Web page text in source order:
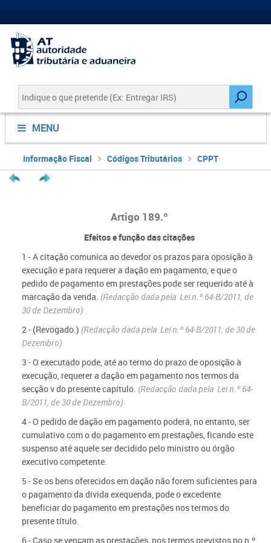
MENU
Informação Fiscal Códigos Tributários CPPT
Artigo 189.º
Efeitos e função das citações
1 - A citação comunica ao devedor os prazos para oposição à
execução e para requerer a dação em pagamento, e que o
pedido de pagamento em prestações pode ser requerido até à
marcação da venda. (Redacção dada pela Lei n.º 64-B/2011, de
30 de Dezembro)
2 - (Revogado.) (Redacção dada pela Lei n.º 64-B/2011, de 30 de
Dezembro)
3 - O executado pode, até ao termo do prazo de oposição à
execução, requerer a dação em pagamento nos termos da
secção v do presente capítulo. (Redacção dada pela Lei n.º 64-
B/2011, de 30 de Dezembro)
4 - O pedido de dação em pagamento poderá, no entanto, ser
cumulativo com o do pagamento em prestações, ficando este
suspenso até aquele ser decidido pelo ministro ou órgão
executivo competente.
5 - Se os bens oferecidos em dação não forem suficientes para
o pagamento da dívida exequenda, pode o excedente
beneficiar do pagamento em prestações nos termos do
presente título.
6 - Caso se vençam as prestações, nos termos previstos no n.º